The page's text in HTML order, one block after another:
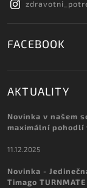
FACEBOOK
AKTUALITY
Novinka v našem
maximální pohodlí
11.12.2025
Novinka -
Timago TURNMATE